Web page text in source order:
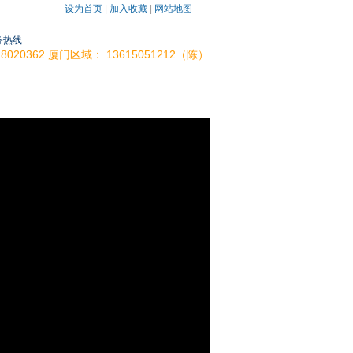
设为首页| 加入收藏| 网站地图
热线
厦门区域： 13615051212（陈）
厦门标志牌,乡道确认标志